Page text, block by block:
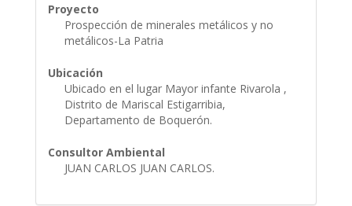
Proyecto
Prospección de minerales metálicos y no
metálicos-La Patria
Ubicación
Ubicado en el lugar Mayor infante Rivarola ,
Distrito de Mariscal Estigarribia,
Departamento de Boquerón.
Consultor Ambiental
JUAN CARLOS JUAN CARLOS.